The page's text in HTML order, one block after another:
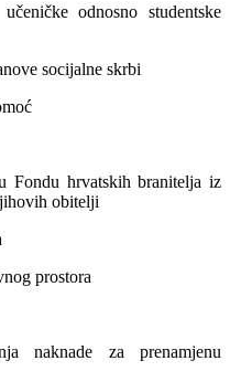
odnosno studentske
socijalne skrbi
Fondu hrvatskih branitelja iz
obitelji
prostora
naknade za prenamjenu